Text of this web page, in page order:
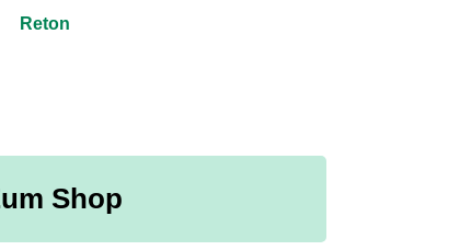
Reton
Shop